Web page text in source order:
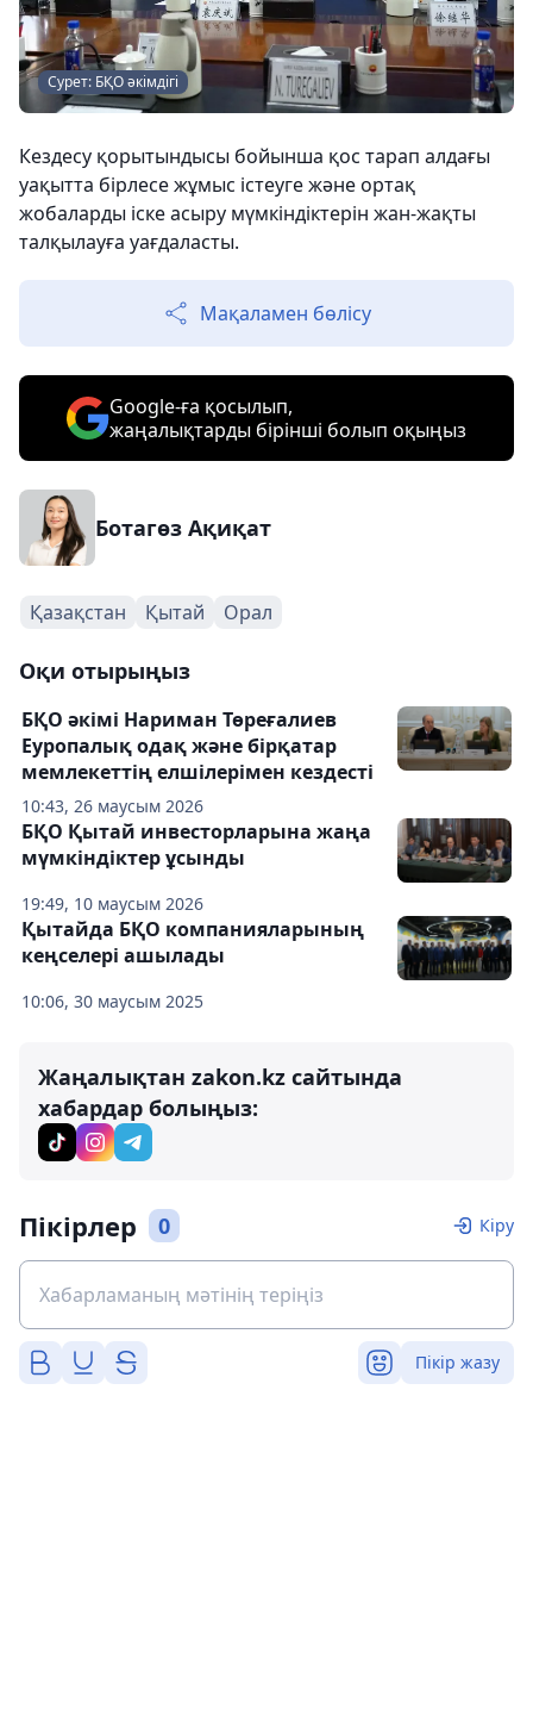
Сурет: БҚО әкімдігі
Кездесу қорытындысы бойынша қос тарап алдағы
уақытта бірлесе жұмыс істеуге және ортақ
жобаларды іске асыру мүмкіндіктерін жан-жақты
талқылауға уағдаласты.
Мақаламен бөлісу
Google-ға қосылып,
жаңалықтарды бірінші болып оқыңыз
Ботагөз Ақиқат
Қазақстан Қытай Орал
Оқи отырыңыз
10:43, 26 маусым 2026
БҚО әкімі Нариман Төреғалиев
Еуропалық одақ және бірқатар
мемлекеттің елшілерімен кездесті
19:49, 10 маусым 2026
БҚО Қытай инвесторларына жаңа
мүмкіндіктер ұсынды
10:06, 30 маусым 2025
Қытайда БҚО компанияларының
кеңселері ашылады
Жаңалықтан zakon.kz сайтында
хабардар болыңыз:
Пікірлер 0 Кіру
Пікір жазу